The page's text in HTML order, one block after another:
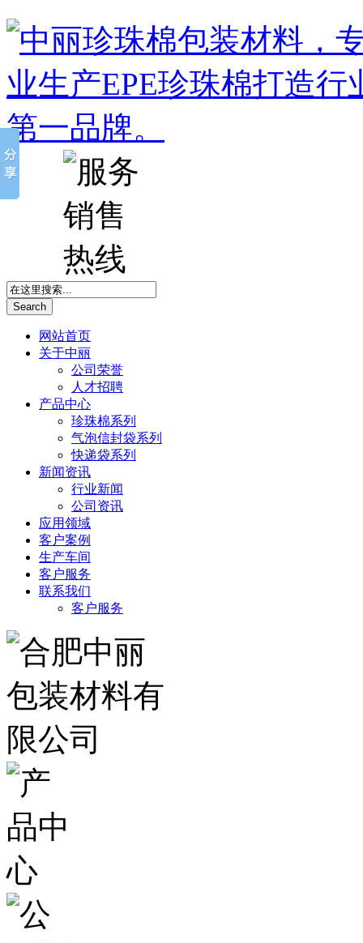
Search
网站首页
关于中丽
公司荣誉
人才招聘
产品中心
珍珠棉系列
气泡信封袋系列
快递袋系列
新闻资讯
行业新闻
公司资讯
应用领域
客户案例
生产车间
客户服务
联系我们
客户服务